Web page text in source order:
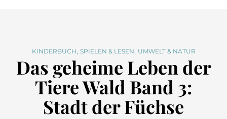
KINDERBUCH, SPIELEN & LESEN, UMWELT & NATUR
Das geheime Leben der
Tiere Wald Band 3:
Stadt der Füchse